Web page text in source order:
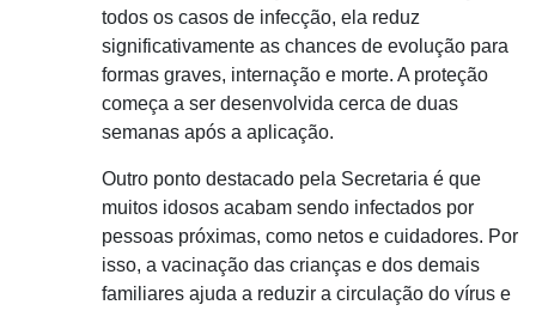
todos os casos de infecção, ela reduz
significativamente as chances de evolução para
formas graves, internação e morte. A proteção
começa a ser desenvolvida cerca de duas
semanas após a aplicação.
Outro ponto destacado pela Secretaria é que
muitos idosos acabam sendo infectados por
pessoas próximas, como netos e cuidadores. Por
isso, a vacinação das crianças e dos demais
familiares ajuda a reduzir a circulação do vírus e